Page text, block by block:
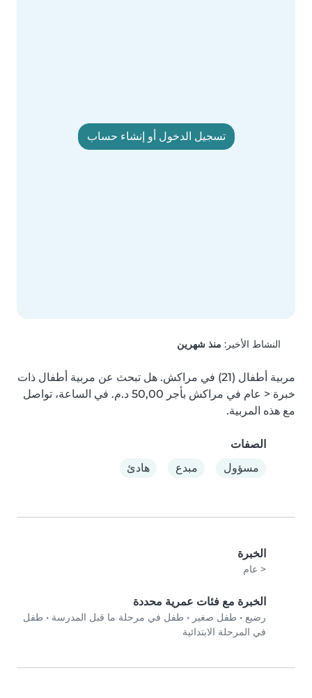
تسجيل الدخول أو إنشاء حساب
النشاط الأخير: منذ شهرين
مع هذه المربية.
الصفات
مسؤول
مبدع هادئ
الخبرة
< عام
الخبرة مع فئات عمرية محددة
رضيع • طفل صغير • طفل في مرحلة ما قبل المدرسة • طفل
في المرحلة الابتدائية